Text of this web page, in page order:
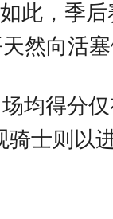
此，季
然向活塞
均得分
士则以